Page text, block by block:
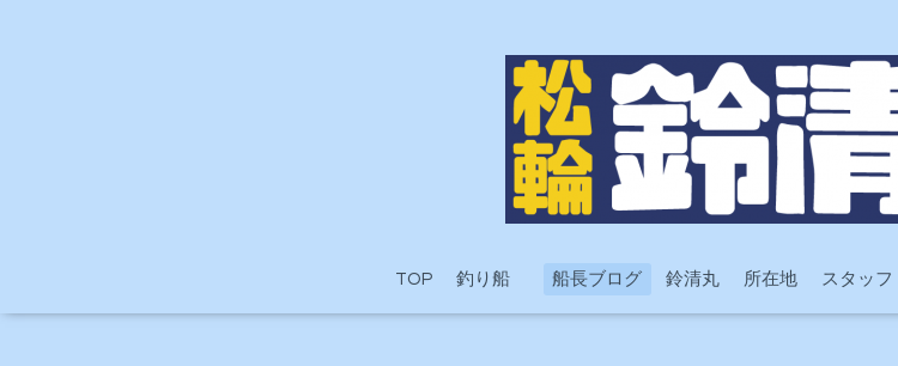
TOP 釣り船 船長ブログ 鈴清丸 所在地 スタッフ